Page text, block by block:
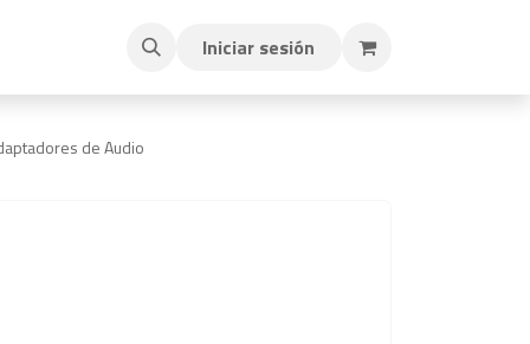
Iniciar sesión
de Audio